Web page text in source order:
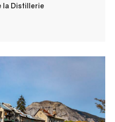
la Distillerie
et paroles d’un agent de
le paysage et le